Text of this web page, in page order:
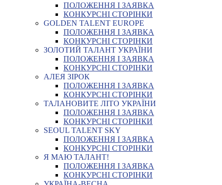
ПОЛОЖЕННЯ І ЗАЯВКА
КОНКУРСНІ СТОРІНКИ
GOLDEN TALENT EUROPE
ПОЛОЖЕННЯ І ЗАЯВКА
КОНКУРСНІ СТОРІНКИ
ЗОЛОТИЙ ТАЛАНТ УКРАЇНИ
ПОЛОЖЕННЯ І ЗАЯВКА
КОНКУРСНІ СТОРІНКИ
АЛЕЯ ЗІРОК
ПОЛОЖЕННЯ І ЗАЯВКА
КОНКУРСНІ СТОРІНКИ
ТАЛАНОВИТЕ ЛІТО УКРАЇНИ
ПОЛОЖЕННЯ І ЗАЯВКА
КОНКУРСНІ СТОРІНКИ
SEOUL TALENT SKY
ПОЛОЖЕННЯ І ЗАЯВКА
КОНКУРСНІ СТОРІНКИ
Я МАЮ ТАЛАНТ!
ПОЛОЖЕННЯ І ЗАЯВКА
КОНКУРСНІ СТОРІНКИ